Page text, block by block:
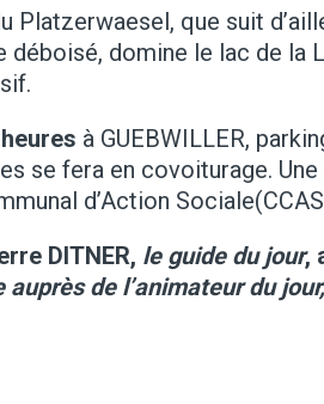
que suit
domine le lac de la
à GUEBWILLER,
se fera en covoiturage.
d’Action
DITNER, le guide du jour,
de l’animateur du jour,